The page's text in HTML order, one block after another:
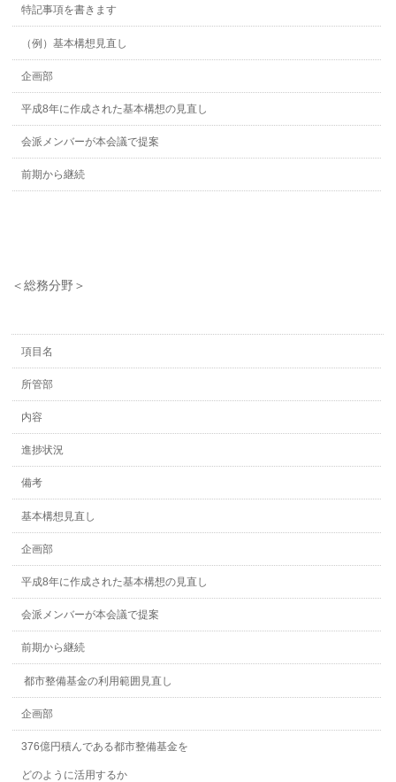
特記事項を書きます
（例）基本構想見直し
企画部
平成8年に作成された基本構想の見直し
会派メンバーが本会議で提案
前期から継続
＜総務分野＞
項目名
所管部
内容
進捗状況
備考
基本構想見直し
企画部
平成8年に作成された基本構想の見直し
会派メンバーが本会議で提案
前期から継続
都市整備基金の利用範囲見直し
企画部
376億円積んである都市整備基金を
どのように活用するか